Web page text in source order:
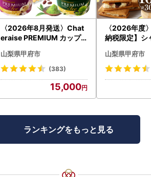
〈2026年8月発送〉Chat
eraise PREMIUM カップ
イス
山梨県甲府市
(383)
15,000
〈2026年度
納税限定】シ
福箱 シャトレ
山梨県甲府市
ランキングをもっと見る